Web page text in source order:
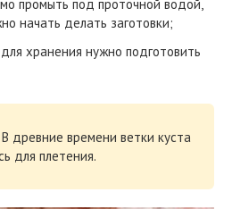
промыть под проточной водой,
начать делать заготовки;
хранения нужно подготовить
древние времени ветки куста
для плетения.